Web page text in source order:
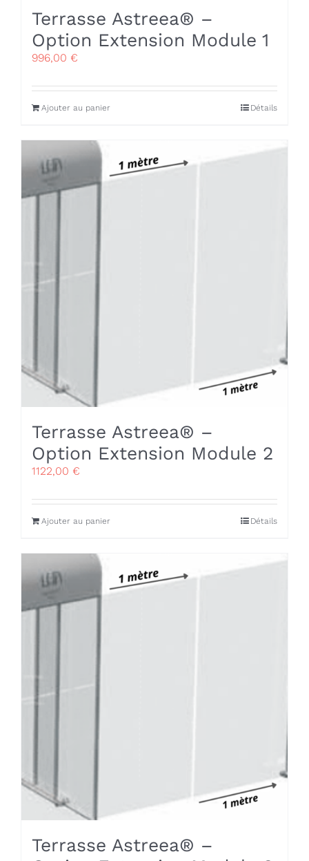
Terrasse Astreea® –
Option Extension Module 1
996,00 €
Ajouter au panier Détails
Terrasse Astreea® –
Option Extension Module 2
1122,00 €
Ajouter au panier Détails
Terrasse Astreea® –